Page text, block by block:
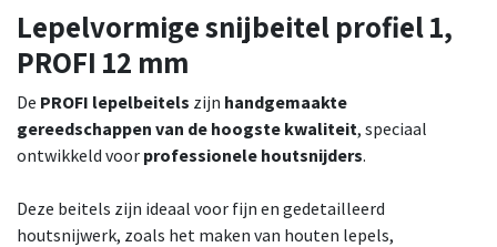
Lepelvormige snijbeitel profiel 1,
PROFI 12 mm
De PROFI lepelbeitels zijn handgemaakte
gereedschappen van de hoogste kwaliteit, speciaal
ontwikkeld voor professionele houtsnijders.
Deze beitels zijn ideaal voor fijn en gedetailleerd
houtsnijwerk, zoals het maken van houten lepels,